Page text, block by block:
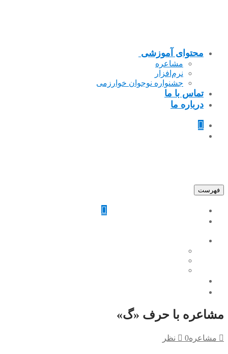
محتوای آموزشی
مشاعره
نرم‌افزار
جشنواره نوجوان خوارزمی
تماس با ما
درباره ما
فهرست
مشاعره با حرف «گ»
مشاعره0 نظر